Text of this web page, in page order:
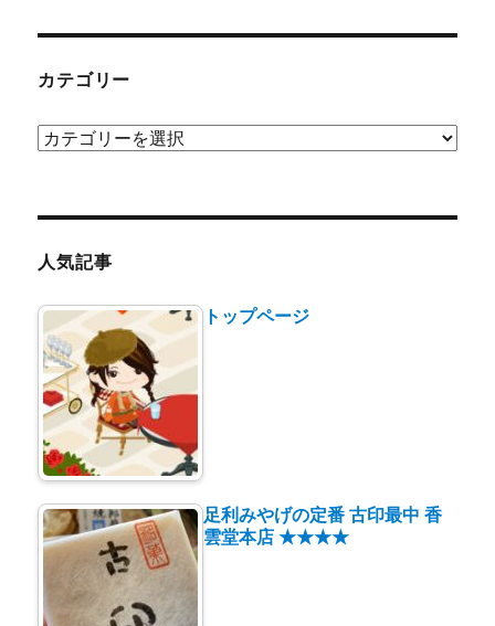
カテゴリー
カ
ー
人気記事
トップページ
足利みやげの定番 古印最中 香
雲堂本店 ★★★★